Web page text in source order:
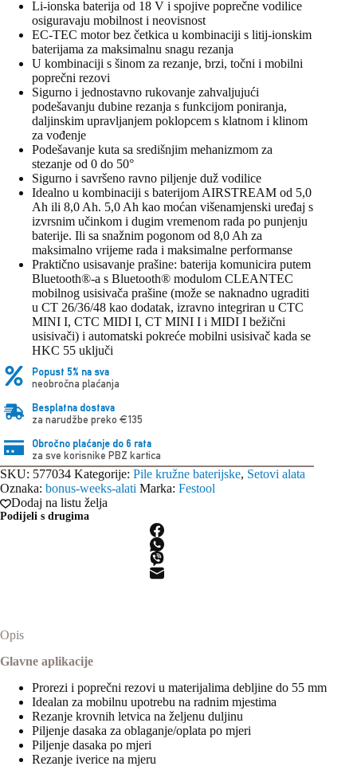
Li-ionska baterija od 18 V i spojive poprečne vodilice
osiguravaju mobilnost i neovisnost
EC-TEC motor bez četkica u kombinaciji s litij-ionskim
baterijama za maksimalnu snagu rezanja
U kombinaciji s šinom za rezanje, brzi, točni i mobilni
poprečni rezovi
Sigurno i jednostavno rukovanje zahvaljujući
podešavanju dubine rezanja s funkcijom poniranja,
daljinskim upravljanjem poklopcem s klatnom i klinom
za vođenje
Podešavanje kuta sa središnjim mehanizmom za
stezanje od 0 do 50°
Sigurno i savršeno ravno piljenje duž vodilice
Idealno u kombinaciji s baterijom AIRSTREAM od 5,0
Ah ili 8,0 Ah. 5,0 Ah kao moćan višenamjenski uređaj s
izvrsnim učinkom i dugim vremenom rada po punjenju
baterije. Ili sa snažnim pogonom od 8,0 Ah za
maksimalno vrijeme rada i maksimalne performanse
Praktično usisavanje prašine: baterija komunicira putem
Bluetooth®-a s Bluetooth® modulom CLEANTEC
mobilnog usisivača prašine (može se naknadno ugraditi
u CT 26/36/48 kao dodatak, izravno integriran u CTC
MINI I, CTC MIDI I, CT MINI I i MIDI I bežični
usisivači) i automatski pokreće mobilni usisivač kada se
HKC 55 uključi
Popust 5% na sva
neobročna plaćanja
Besplatna dostava
za narudžbe preko €135
Obročno plaćanje do 6 rata
za sve korisnike PBZ kartica
SKU: 577034 Kategorije: Pile kružne baterijske, Setovi alata
Oznaka: bonus-weeks-alati Marka: Festool
Dodaj na listu želja
Podijeli s drugima
Opis
Glavne aplikacije
Prorezi i poprečni rezovi u materijalima debljine do 55 mm
Idealan za mobilnu upotrebu na radnim mjestima
Rezanje krovnih letvica na željenu duljinu
Piljenje dasaka za oblaganje/oplata po mjeri
Piljenje dasaka po mjeri
Rezanje iverice na mjeru